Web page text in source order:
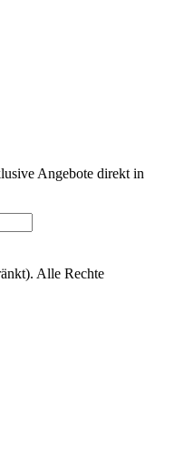
Angebote direkt in
Alle Rechte